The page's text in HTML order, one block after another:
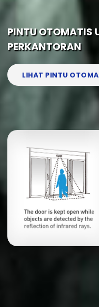
PINTU OTOMATIS
PERKANTORAN
LIHAT PINTU